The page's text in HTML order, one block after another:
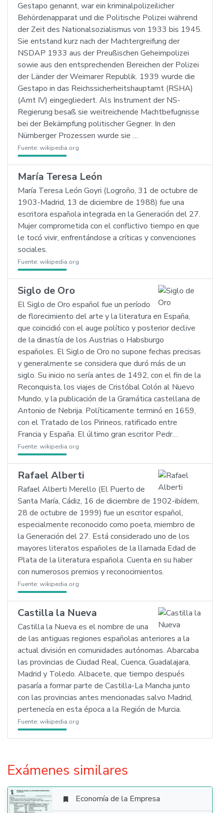
Gestapo genannt, war ein kriminalpolizeilicher
Behördenapparat und die Politische Polizei während
der Zeit des Nationalsozialismus von 1933 bis 1945.
Sie entstand kurz nach der Machtergreifung der
NSDAP 1933 aus der Preußischen Geheimpolizei
sowie aus den entsprechenden Bereichen der Polizei
der Länder der Weimarer Republik. 1939 wurde die
Gestapo in das Reichssicherheitshauptamt (RSHA)
(Amt IV) eingegliedert. Als Instrument der NS-
Regierung besaß sie weitreichende Machtbefugnisse
bei der Bekämpfung politischer Gegner. In den
Nürnberger Prozessen wurde sie …
Fuente: wikipedia.org
María Teresa León
María Teresa León Goyri (Logroño, 31 de octubre de
1903-Madrid, 13 de diciembre de 1988) fue una
escritora española integrada en la Generación del 27.
Mujer comprometida con el conflictivo tiempo en que
le tocó vivir, enfrentándose a críticas y convenciones
sociales.
Fuente: wikipedia.org
Siglo de Oro
El Siglo de Oro español fue un período
de florecimiento del arte y la literatura en España,
que coincidió con el auge político y posterior declive
de la dinastía de los Austrias o Habsburgo
españoles. El Siglo de Oro no supone fechas precisas
y generalmente se considera que duró más de un
siglo. Su inicio no sería antes de 1492, con el fin de la
Reconquista, los viajes de Cristóbal Colón al Nuevo
Mundo, y la publicación de la Gramática castellana de
Antonio de Nebrija. Políticamente terminó en 1659,
con el Tratado de los Pirineos, ratificado entre
Francia y España. El último gran escritor Pedr…
Fuente: wikipedia.org
Rafael Alberti
Rafael Alberti Merello (El Puerto de
Santa María, Cádiz, 16 de diciembre de 1902-ibídem,
28 de octubre de 1999) fue un escritor español,
especialmente reconocido como poeta, miembro de
la Generación del 27. Está considerado uno de los
mayores literatos españoles de la llamada Edad de
Plata de la literatura española. Cuenta en su haber
con numerosos premios y reconocimientos.
Fuente: wikipedia.org
Castilla la Nueva
Castilla la Nueva es el nombre de una
de las antiguas regiones españolas anteriores a la
actual división en comunidades autónomas. Abarcaba
las provincias de Ciudad Real, Cuenca, Guadalajara,
Madrid y Toledo. Albacete, que tiempo después
pasaría a formar parte de Castilla-La Mancha junto
con las provincias antes mencionadas salvo Madrid,
pertenecía en esta época a la Región de Murcia.
Fuente: wikipedia.org
Exámenes similares
 Economía de la Empresa